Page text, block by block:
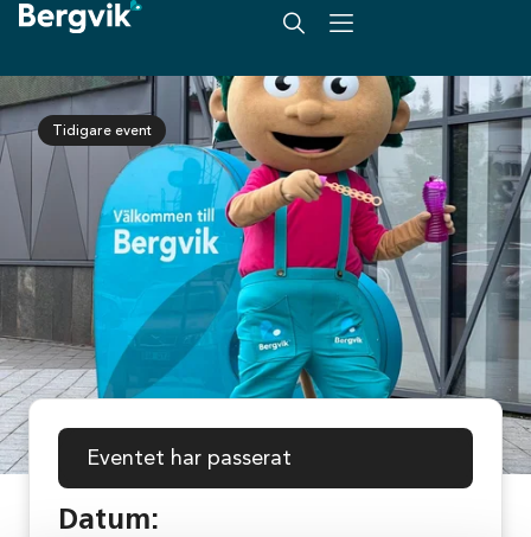
Tidigare event
Eventet har passerat
Datum: